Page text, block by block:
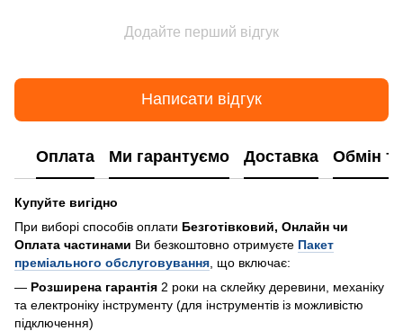
Додайте перший відгук
Написати відгук
Оплата Ми гарантуємо Доставка Обмін
Купуйте вигідно
При виборі способів оплати Безготівковий, Онлайн чи
Оплата частинами Ви безкоштовно отримуєте Пакет
преміального обслуговування , що включає:
— Розширена гарантія 2 роки на склейку деревини, механіку
та електроніку інструменту (для інструментів із можливістю
підключення)